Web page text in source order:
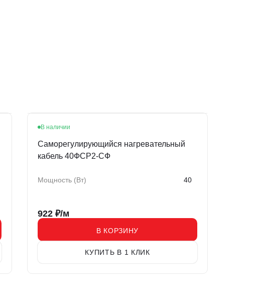
В наличии
Саморегулирующийся нагревательный
кабель 40ФСР2-СФ
Мощность (Вт) 40
922 ₽/м
В КОРЗИНУ
КУПИТЬ В 1 КЛИК